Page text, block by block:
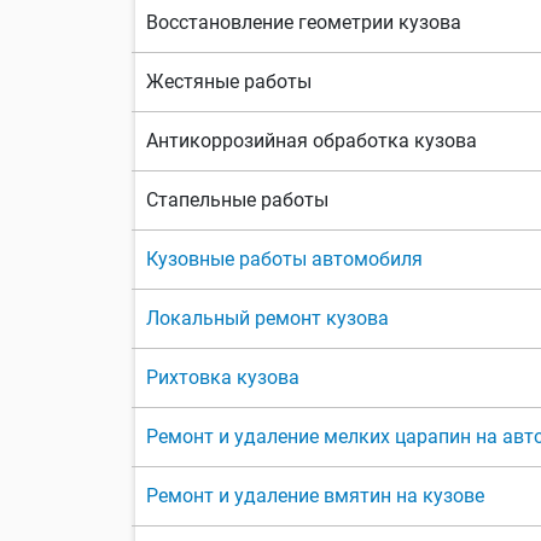
Восстановление геометрии кузова
Жестяные работы
Антикоррозийная обработка кузова
Стапельные работы
Кузовные работы автомобиля
Локальный ремонт кузова
Рихтовка кузова
Ремонт и удаление мелких царапин на
Ремонт и удаление вмятин на кузове